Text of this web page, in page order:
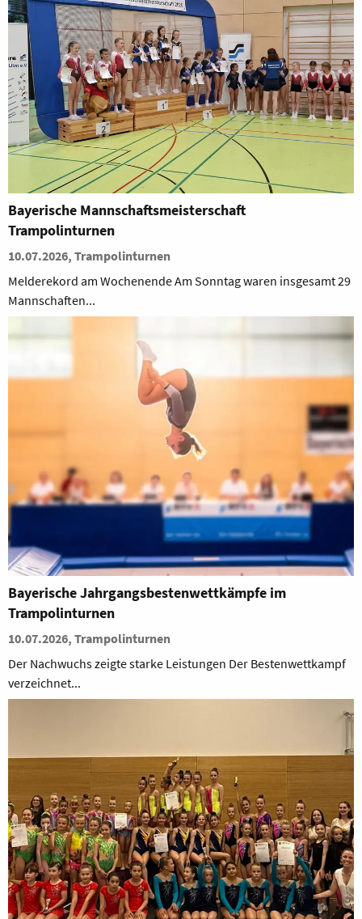
Bayerische Mannschaftsmeisterschaft
Trampolinturnen
10.07.2026, Trampolinturnen
Melderekord am Wochenende Am Sonntag waren insgesamt 29
Mannschaften...
Bayerische Jahrgangsbestenwettkämpfe im
Trampolinturnen
10.07.2026, Trampolinturnen
Der Nachwuchs zeigte starke Leistungen Der Bestenwettkampf
verzeichnet...